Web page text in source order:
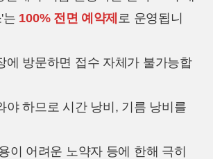
는 100% 전면 예약제 로 운영됩니
에 방문하면 접수 자체가 불가능합
야 하므로 시간 낭비, 기름 낭비를
이 어려운 노약자 등에 한해 극히